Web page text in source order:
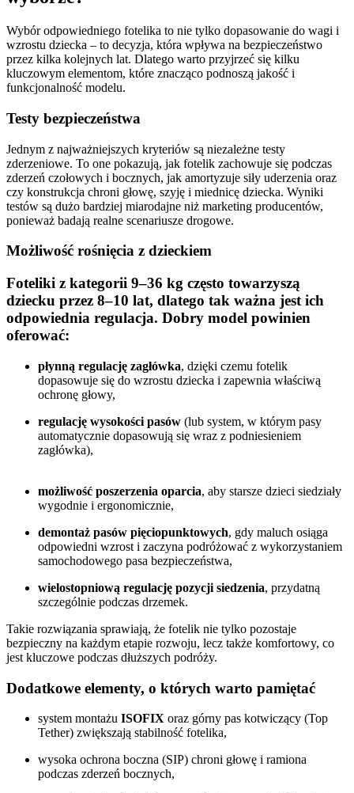
Wybór odpowiedniego fotelika to nie tylko dopasowanie do wagi i
wzrostu dziecka – to decyzja, która wpływa na bezpieczeństwo
przez kilka kolejnych lat. Dlatego warto przyjrzeć się kilku
kluczowym elementom, które znacząco podnoszą jakość i
funkcjonalność modelu.
Testy bezpieczeństwa
Jednym z najważniejszych kryteriów są niezależne testy
zderzeniowe. To one pokazują, jak fotelik zachowuje się podczas
zderzeń czołowych i bocznych, jak amortyzuje siły uderzenia oraz
czy konstrukcja chroni głowę, szyję i miednicę dziecka. Wyniki
testów są dużo bardziej miarodajne niż marketing producentów,
ponieważ badają realne scenariusze drogowe.
Możliwość rośnięcia z dzieckiem
Foteliki z kategorii 9–36 kg często towarzyszą
dziecku przez 8–10 lat, dlatego tak ważna jest ich
odpowiednia regulacja. Dobry model powinien
oferować:
płynną regulację zagłówka, dzięki czemu fotelik
dopasowuje się do wzrostu dziecka i zapewnia właściwą
ochronę głowy,
regulację wysokości pasów (lub system, w którym pasy
automatycznie dopasowują się wraz z podniesieniem
zagłówka),
możliwość poszerzenia oparcia, aby starsze dzieci siedziały
wygodnie i ergonomicznie,
demontaż pasów pięciopunktowych, gdy maluch osiąga
odpowiedni wzrost i zaczyna podróżować z wykorzystaniem
samochodowego pasa bezpieczeństwa,
wielostopniową regulację pozycji siedzenia, przydatną
szczególnie podczas drzemek.
Takie rozwiązania sprawiają, że fotelik nie tylko pozostaje
bezpieczny na każdym etapie rozwoju, lecz także komfortowy, co
jest kluczowe podczas dłuższych podróży.
Dodatkowe elementy, o których warto pamiętać
system montażu ISOFIX oraz górny pas kotwiczący (Top
Tether) zwiększają stabilność fotelika,
wysoka ochrona boczna (SIP) chroni głowę i ramiona
podczas zderzeń bocznych,